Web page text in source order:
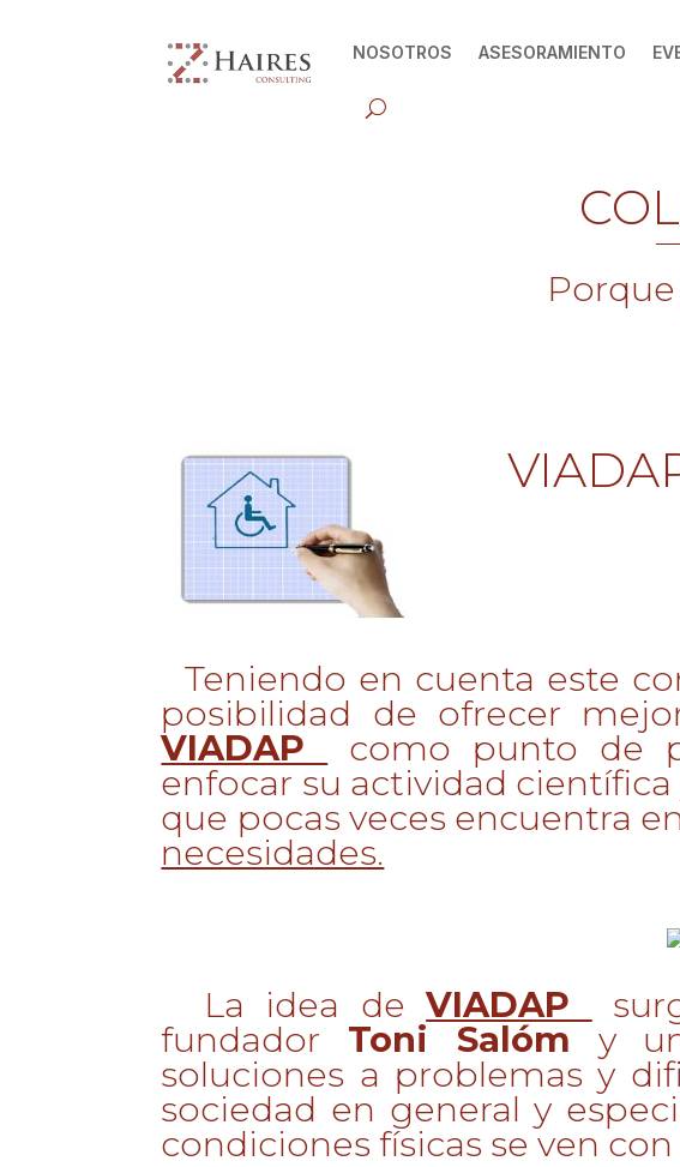
NOSOTROS ASESORAMIENTO
Teniendo en cuenta este
posibilidad de ofrecer
VIADAP
como punto de
enfocar su actividad
que pocas veces encuentra
necesidades.
La idea deVIADAP
fundador Toni Salóm y
soluciones a problemas y
sociedad en general y
condiciones físicas se ven